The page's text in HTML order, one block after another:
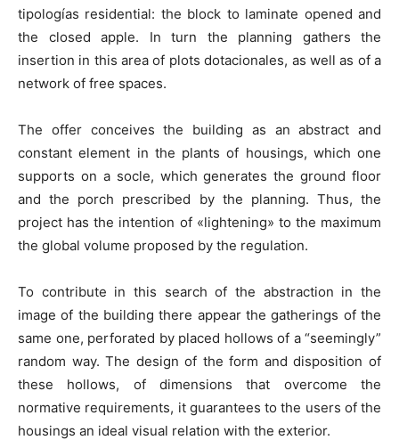
tipologías residential: the block to laminate opened and
the closed apple. In turn the planning gathers the
insertion in this area of plots dotacionales, as well as of a
network of free spaces.
The offer conceives the building as an abstract and
constant element in the plants of housings, which one
supports on a socle, which generates the ground floor
and the porch prescribed by the planning. Thus, the
project has the intention of «lightening» to the maximum
the global volume proposed by the regulation.
To contribute in this search of the abstraction in the
image of the building there appear the gatherings of the
same one, perforated by placed hollows of a “seemingly”
random way. The design of the form and disposition of
these hollows, of dimensions that overcome the
normative requirements, it guarantees to the users of the
housings an ideal visual relation with the exterior.